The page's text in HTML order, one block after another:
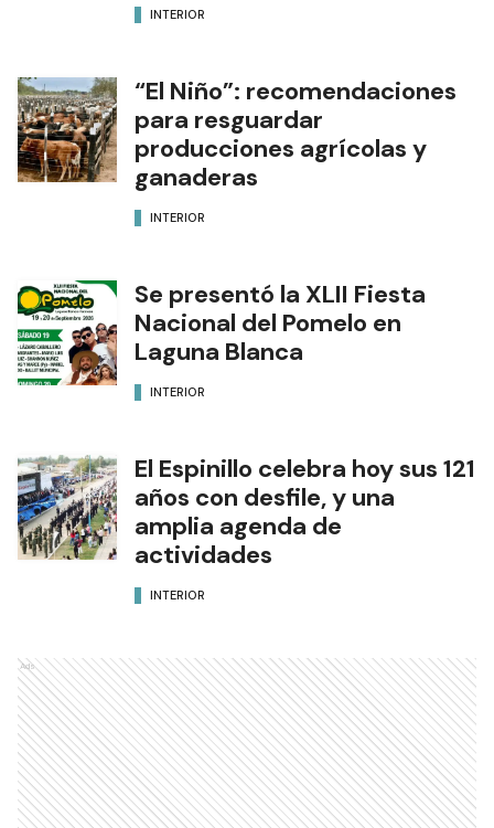
INTERIOR
“El Niño”: recomendaciones
para resguardar
producciones agrícolas y
ganaderas
INTERIOR
Se presentó la XLII Fiesta
Nacional del Pomelo en
Laguna Blanca
INTERIOR
El Espinillo celebra hoy sus 121
años con desfile, y una
amplia agenda de
actividades
INTERIOR
Ads